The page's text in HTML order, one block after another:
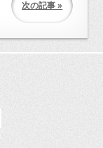
次の記事 »